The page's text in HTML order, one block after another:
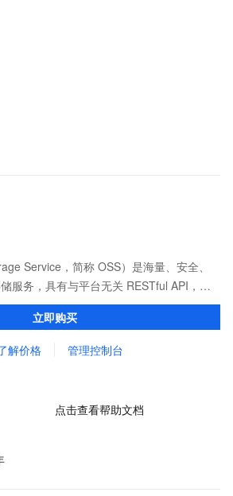
Service，简称 OSS）是海量、安全、
服务，具有与平台无关 RESTful API，能
OSS 提供标准、低频、归档等类型选择，
立即购买
解价格 管理控制台
点击查看帮助文档